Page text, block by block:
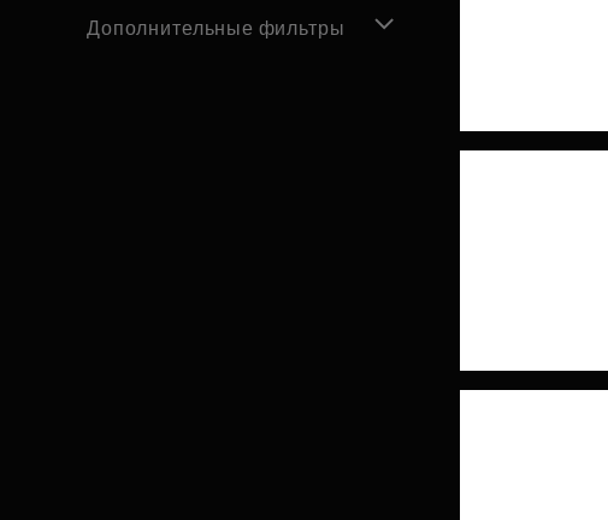
Дополнительные фильтры